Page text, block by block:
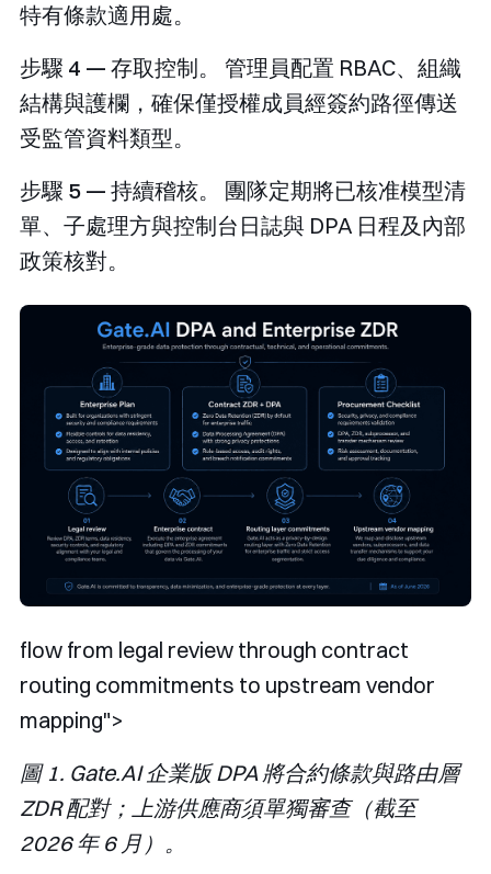
特有條款適用處。
步驟 4 — 存取控制。
管理員配置 RBAC、組織
結構與護欄，確保僅授權成員經簽約路徑傳送
受監管資料類型。
步驟 5 — 持續稽核。
團隊定期將已核准模型清
單、子處理方與控制台日誌與 DPA 日程及內部
政策核對。
flow from legal review through contract
routing commitments to upstream vendor
mapping">
圖 1. Gate.AI 企業版 DPA 將合約條款與路由層
ZDR 配對；上游供應商須單獨審查（截至
2026 年 6 月）。